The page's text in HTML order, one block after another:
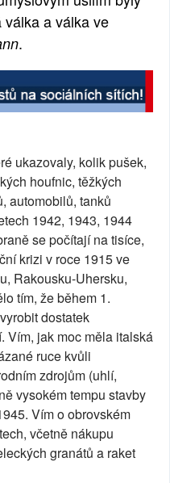
a válka ve
.
ukazovaly, kolik pušek,
houfnic, těžkých
automobilů, tanků
1942, 1943, 1944
se počítají na tisíce,
krizi v roce 1915 ve
Rakousku-Uhersku,
tím, že během 1.
dostatek
Vím, jak moc měla italská
ruce kvůli
zdrojům (uhlí,
vysokém tempu stavby
Vím o obrovském
včetně nákupu
granátů a raket